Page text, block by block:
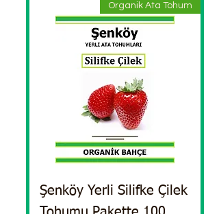
Organik Ata Tohum
Şenköy Yerli Silifke Çilek